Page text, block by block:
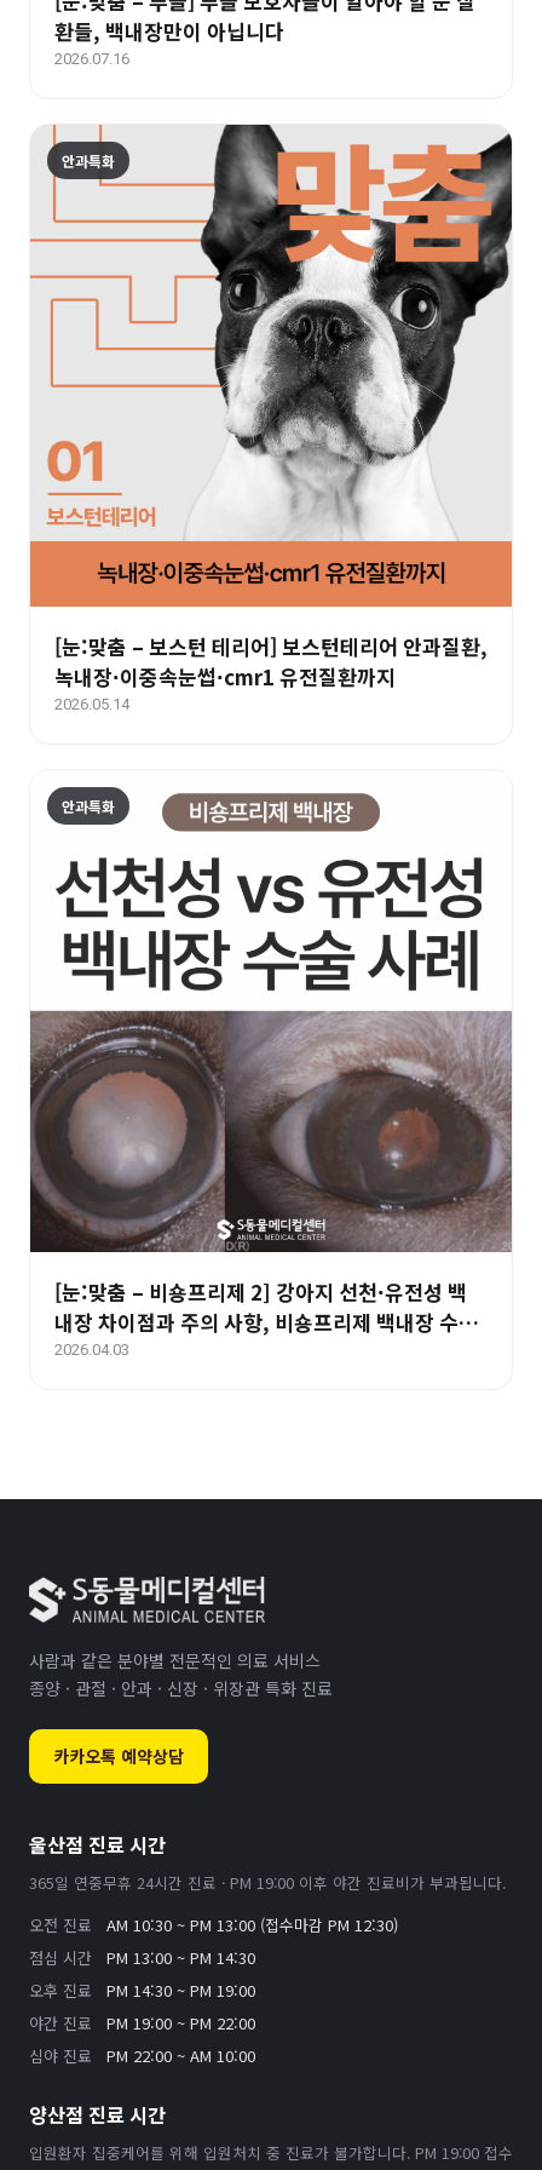
환들, 백내장만이 아닙니다
2026.07.16
안과특화
[눈:맞춤 – 보스턴 테리어] 보스턴테리어 안과질환,
녹내장·이중속눈썹·cmr1 유전질환까지
2026.05.14
안과특화
[눈:맞춤 – 비숑프리제 2] 강아지 선천·유전성 백
내장 차이점과 주의 사항, 비숑프리제 백내장 수술
사례
2026.04.03
사람과 같은 분야별 전문적인 의료 서비스
종양 · 관절 · 안과 · 신장 · 위장관 특화 진료
카카오톡 예약상담
울산점 진료 시간
365일 연중무휴 24시간 진료 · PM 19:00 이후 야간 진료비가 부과됩니다.
오전 진료
AM 10:30 ~ PM 13:00 (접수마감 PM 12:30)
점심 시간
PM 13:00 ~ PM 14:30
오후 진료
PM 14:30 ~ PM 19:00
야간 진료
PM 19:00 ~ PM 22:00
심야 진료
PM 22:00 ~ AM 10:00
양산점 진료 시간
입원환자 집중케어를 위해 입원처치 중 진료가 불가합니다. PM 19:00 접수